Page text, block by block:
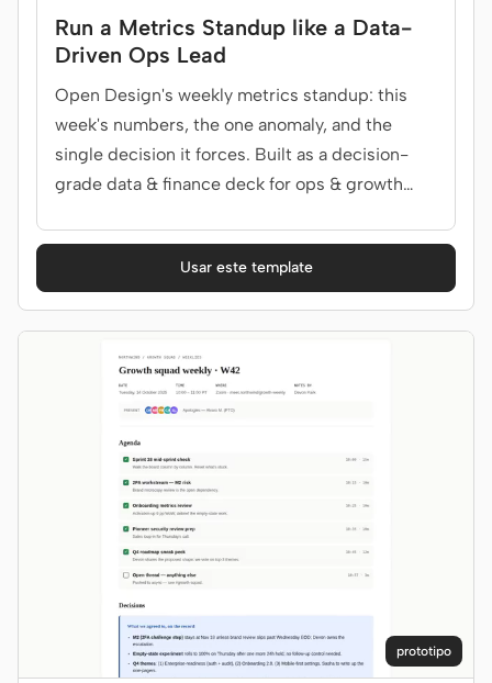
Run a Metrics Standup like a Data-
Driven Ops Lead
Open Design's weekly metrics standup: this
week's numbers, the one anomaly, and the
single decision it forces. Built as a decision-
grade data & finance deck for ops & growth
Usar este template
prototipo